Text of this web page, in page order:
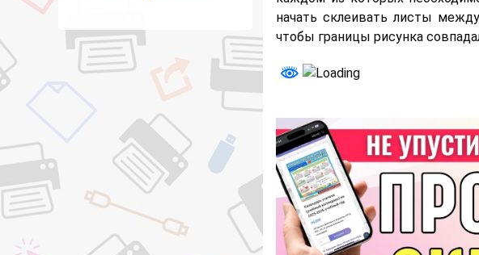
начать склеивать листы
чтобы границы рисунка